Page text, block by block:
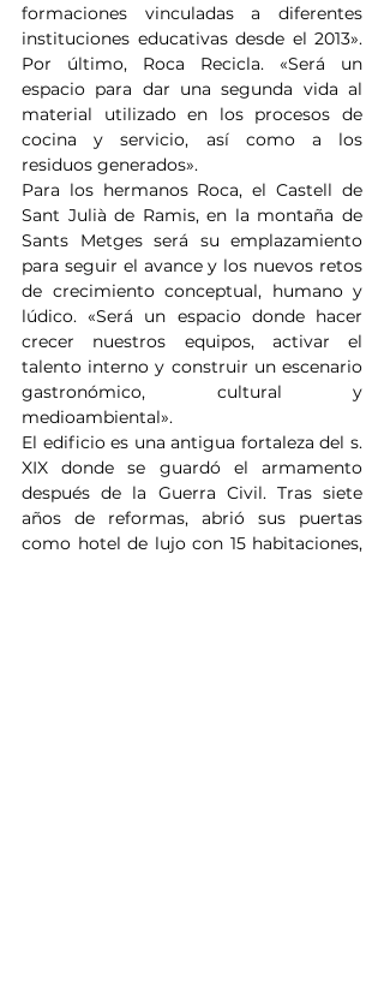
formaciones vinculadas a diferentes
instituciones educativas desde el 2013».
Por último, Roca Recicla. «Será un
espacio para dar una segunda vida al
material utilizado en los procesos de
cocina y servicio, así como a los
residuos generados».
Para los hermanos Roca, el Castell de
Sant Julià de Ramis, en la montaña de
Sants Metges será su emplazamiento
para seguir el avance y los nuevos retos
de crecimiento conceptual, humano y
lúdico. «Será un espacio donde hacer
crecer nuestros equipos, activar el
talento interno y construir un escenario
gastronómico, cultural y
medioambiental».
El edificio es una antigua fortaleza del s.
XIX donde se guardó el armamento
después de la Guerra Civil. Tras siete
años de reformas, abrió sus puertas
como hotel de lujo con 15 habitaciones,